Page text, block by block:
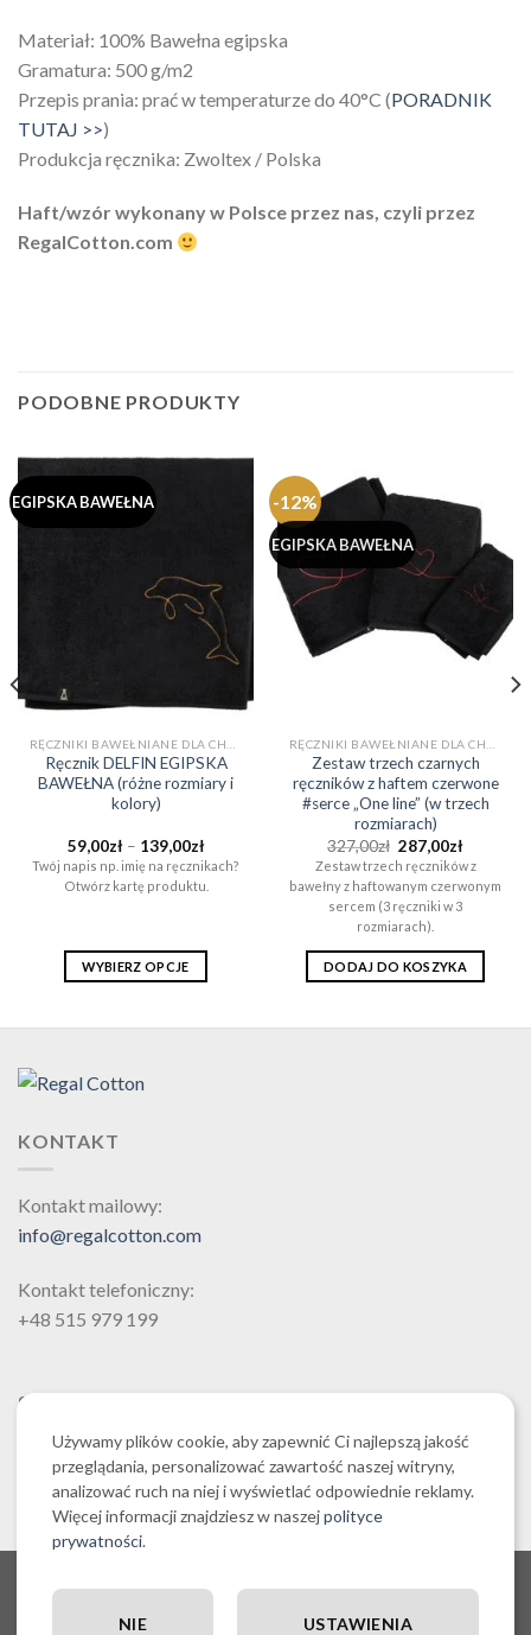
Materiał: 100% Bawełna egipska
Gramatura: 500 g/m2
Przepis prania: prać w temperaturze do 40°C (PORADNIK
TUTAJ >>)
Produkcja ręcznika: Zwoltex / Polska
Haft/wzór wykonany w Polsce przez nas, czyli przez
RegalCotton.com
PODOBNE PRODUKTY
EGIPSKA BAWEŁNA
Ręcznik DELFIN EGIPSKA
BAWEŁNA (różne rozmiary i
kolory)
59,00zł – 139,00złZakres
cen:
od
59,00zł
Twój napis np. imię na ręcznikach?
Otwórz kartę produktu.
WYBIERZ OPCJE
wariantów.
stronie
produktu
-12%
EGIPSKA BAWEŁNA
Zestaw trzech czarnych
ręczników z haftem czerwone
#serce „One line” (w trzech
rozmiarach)
327,00zł Pierwotna
cena
wynosiła:
327,00zł.
287,00złAktualna
cena
wynosi:
287,00zł.
Zestaw trzech ręczników z
bawełny z haftowanym czerwonym
sercem (3 ręczniki w 3
rozmiarach).
DODAJ DO KOSZYKA
KONTAKT
Kontakt mailowy:
info@regalcotton.com
Kontakt telefoniczny:
+48 515 979 199
SZUKAJ
REGULAMIN SKLEPU REGALCOTTON.COM
RĘCZNIKI EGIPSKA BAWEŁNA
POLITYKA COOKIES
Używamy plików cookie, aby zapewnić Ci najlepszą jakość
przeglądania, personalizować zawartość naszej witryny,
analizować ruch na niej i wyświetlać odpowiednie reklamy.
Więcej informacji znajdziesz w naszejpolityce
prywatności.
USTAWIENIA
NIE